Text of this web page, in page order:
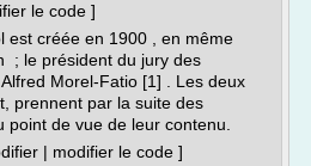
le code ]
est créée en 1900 , en même
; le président du jury des
Morel-Fatio [1] . Les deux
prennent par la suite des
de vue de leur contenu.
| modifier le code ]